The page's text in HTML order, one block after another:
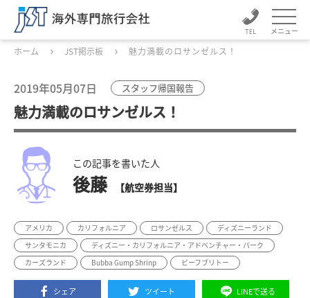
メニュー
ホーム JST掲示板 魅力満載のロサンゼルス！
2019年05月07日 スタッフ帰国報告
魅力満載のロサンゼルス！
この記事を書いた人
後藤 【航空券担当】
アメリカ カリフォルニア ロサンゼルス
ディズニーランド
サンタモニカ
ディズニー・カリフォルニア・アドベンチャー・パーク
カーズランド
Bubba Gump Shrinp ビーフブリトー
シェア ツイート LINEで送る